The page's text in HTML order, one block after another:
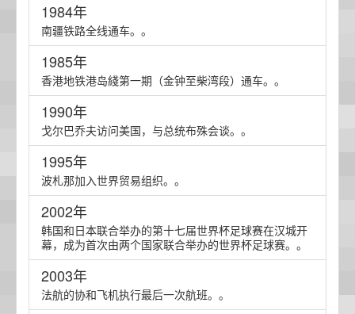
1984年
南疆铁路全线通车。。
1985年
香港地铁港岛綫第一期（金钟至柴湾段）通车。。
1990年
戈尔巴乔夫访问美国，与总统布殊会谈。。
1995年
波札那加入世界贸易组织。。
2002年
韩国和日本联合举办的第十七届世界杯足球赛在汉城开
幕，成为首次由两个国家联合举办的世界杯足球赛。。
2003年
法航的协和飞机执行最后一次航班。。